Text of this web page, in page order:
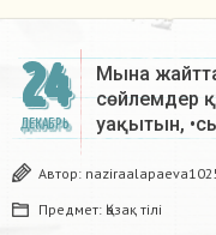
24
ДЕКАБРЬ
Мына
сөйлемдер
уақытын,
Автор:
Предмет: Қазақ тiлi